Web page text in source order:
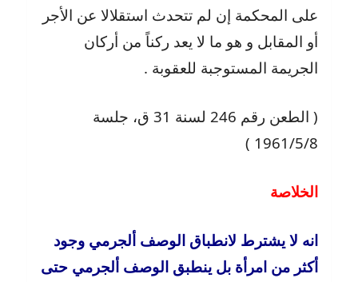
على المحكمة إن لم تتحدث استقلالا عن الأجر
أو المقابل و هو ما لا يعد ركناً من أركان
الجريمة المستوجبة للعقوبة .
( الطعن رقم 246 لسنة 31 ق، جلسة
1961/5/8 )
الخلاصة
انه لا يشترط لانطباق الوصف ألجرمي وجود
أكثر من امرأة بل ينطبق الوصف ألجرمي حتى